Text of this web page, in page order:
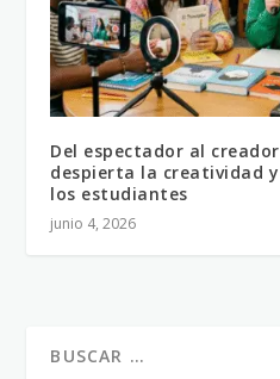
Del espectador al
despierta la creatividad
los estudiantes
junio 4, 2026